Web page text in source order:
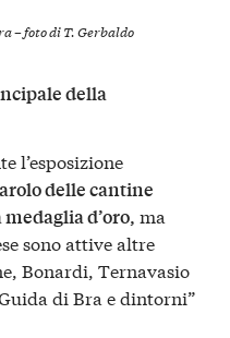
– foto di T. Gerbaldo
della
l’esposizione
delle cantine
d’oro, ma
sono attive altre
Bonardi, Ternavasio
di Bra e dintorni”